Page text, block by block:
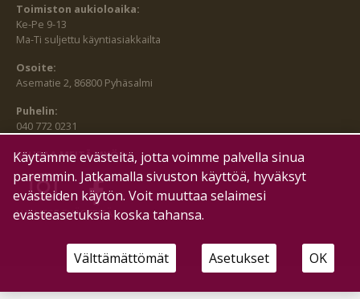
Toimiston aukioloaika:
Ke-Pe 9-13
Ma-Ti suljettu käyntiasiakkailta
Osoite:
Asematie 2, 86800 Pyhäsalmi
Puhelin:
040 772 0231
SEURAA MEITÄ MYÖS:
HALLITSE EVÄSTEITÄ
Käytämme evästeitä, jotta voimme palvella sinua
paremmin. Jatkamalla sivuston käyttöä, hyväksyt
evästeiden käytön. Voit muuttaa selaimesi
evästeasetuksia koska tahansa.
Välttämättömät Asetukset OK